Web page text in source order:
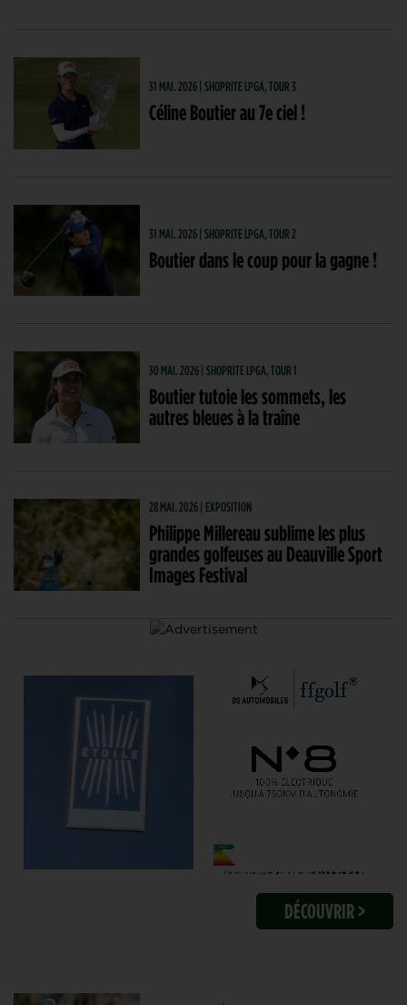
31 MAI. 2026 | SHOPRITE LPGA, TOUR 3
Céline Boutier au 7e ciel !
31 MAI. 2026 | SHOPRITE LPGA, TOUR 2
Boutier dans le coup pour la gagne !
30 MAI. 2026 | SHOPRITE LPGA, TOUR 1
Boutier tutoie les sommets, les
autres bleues à la traîne
28 MAI. 2026 | EXPOSITION
Philippe Millereau sublime les plus
grandes golfeuses au Deauville Sport
Images Festival
DÉCOUVRIR >